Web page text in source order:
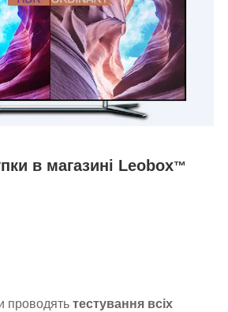
в магазині Leobox™
проводять тестування всіх